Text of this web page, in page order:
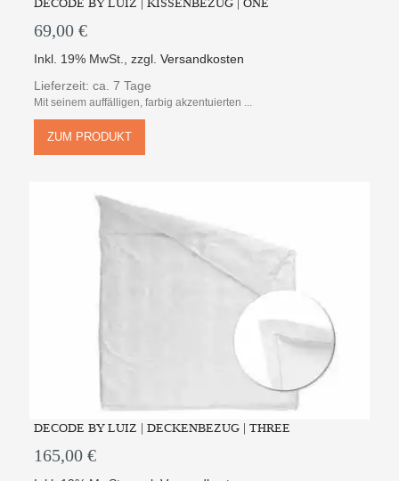
DECODE BY LUIZ | KISSENBEZUG | ONE
69,00 €
Inkl. 19% MwSt.,zzgl.Versandkosten
Lieferzeit: ca. 7 Tage
Mit seinem auffälligen, farbig akzentuierten ...
ZUM PRODUKT
DECODE BY LUIZ | DECKENBEZUG | THREE
165,00 €